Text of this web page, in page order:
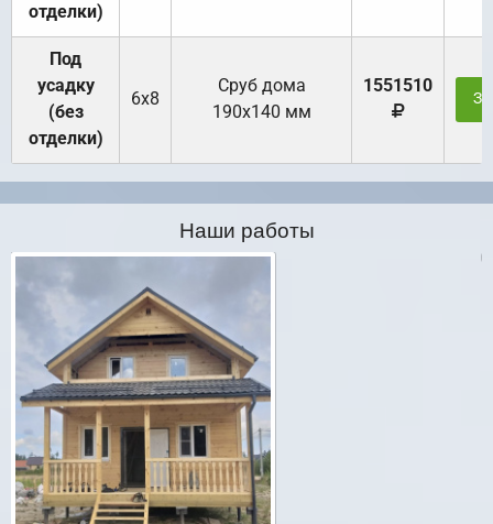
отделки)
Под
усадку
(без
отделки)
6х8
Cруб дома
190х140 мм
1551510
Наши работы